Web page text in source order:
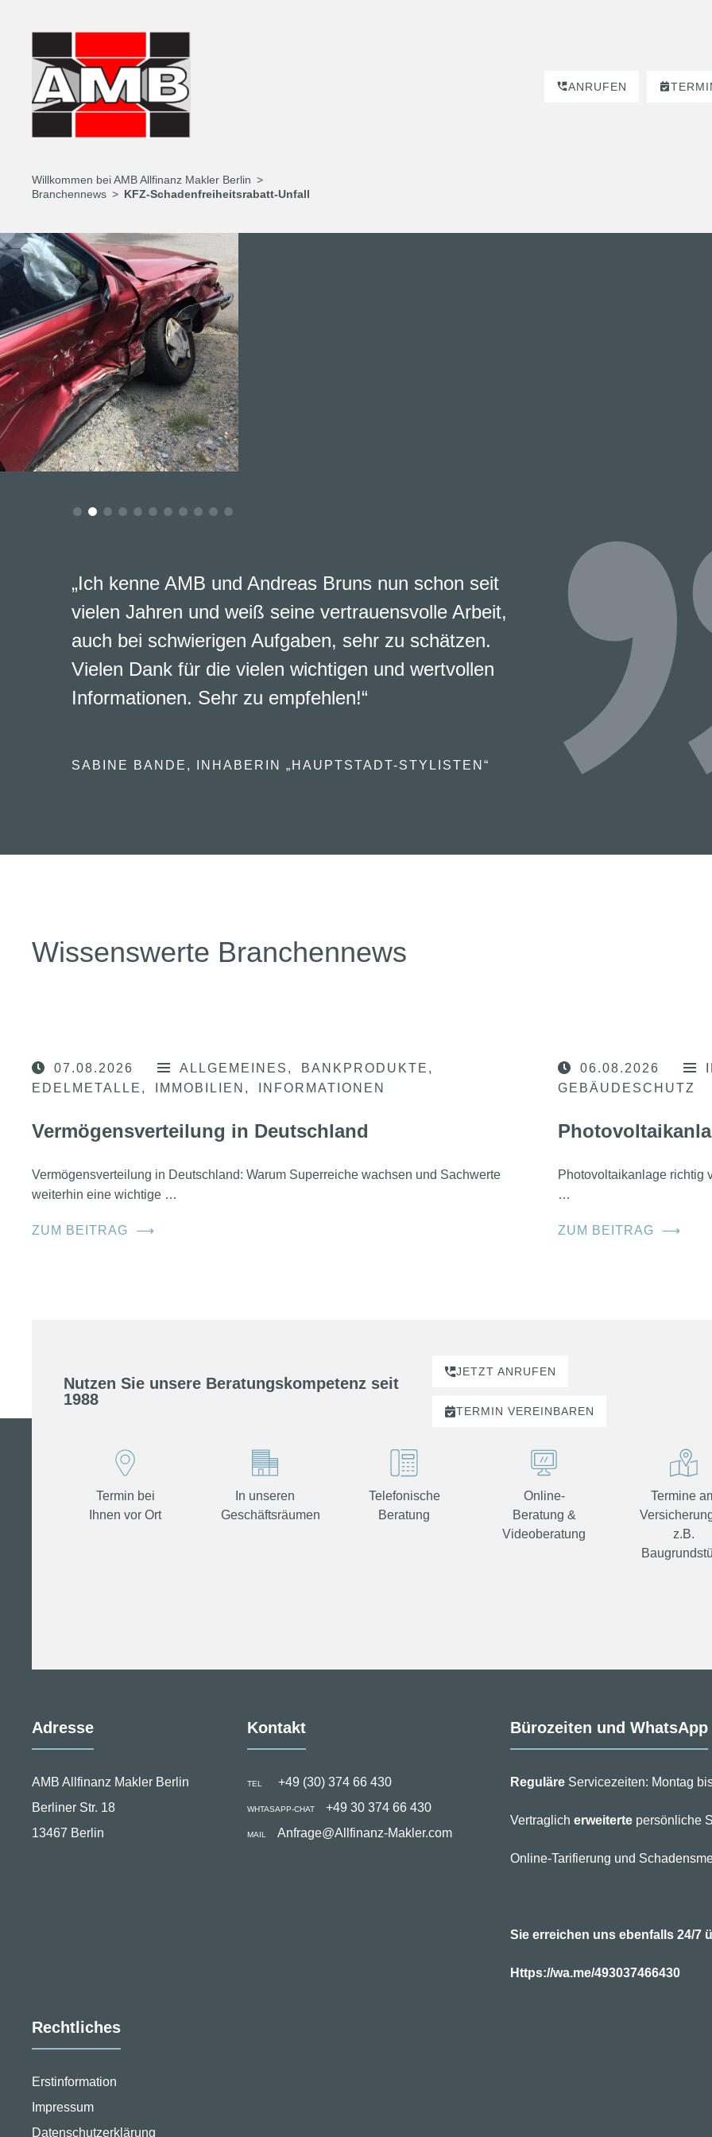
ANRUFEN
Willkommen bei AMB Allfinanz Makler Berlin
Branchennews
KFZ-Schadenfreiheitsrabatt-Unfall
„Ich kenne AMB und Andreas Bruns nun schon seit
vielen Jahren und weiß seine vertrauensvolle Arbeit,
auch bei schwierigen Aufgaben, sehr zu schätzen.
Vielen Dank für die vielen wichtigen und wertvollen
Informationen. Sehr zu empfehlen!“
SABINE BANDE, INHABERIN „HAUPTSTADT-STYLISTEN“
Wissenswerte Branchennews
07.08.2026 ALLGEMEINES
BANKPRODUKTE
EDELMETALLE
IMMOBILIEN INFORMATIONEN
Vermögensverteilung in Deutschland
Vermögensverteilung in Deutschland: Warum Superreiche wachsen und Sachwerte
weiterhin eine wichtige …
ZUM BEITRAG ⟶
06.08.2026
GEBÄUDESCHUTZ
Photovoltaikanlage richtig
…
ZUM BEITRAG ⟶
Nutzen Sie unsere Beratungskompetenz seit
1988
JETZT ANRUFEN
TERMIN VEREINBAREN
Termin bei
Ihnen vor Ort
In unseren
Geschäftsräumen
Telefonische
Beratung
Online-
Beratung &
Videoberatung
Termine
z.B.
Adresse
AMB Allfinanz Makler Berlin
Berliner Str. 18
13467 Berlin
Kontakt
TEL +49 (30) 374 66 430
WHTASAPP-CHAT +49 30 374 66 430
MAIL Anfrage@Allfinanz-Makler.com
Bürozeiten und WhatsApp
ReguläreServicezeiten: Montag
Vertraglich erweitertepersönliche
Online-Tarifierung und
Sie erreichen uns ebenfalls 24/7
Https://wa.me/493037466430
Rechtliches
Erstinformation
Impressum
Datenschutzerklärung